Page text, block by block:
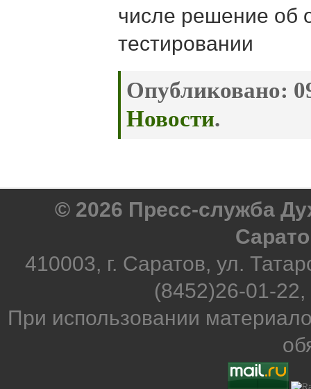
числе решение об
тестировании
Опубликовано:
Новости.
© 2026 Пресс-служба
410003, г. Саратов, ул.
(8452)26-01-
При использовании